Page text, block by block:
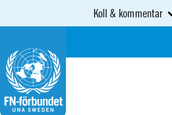
Koll & kommentar